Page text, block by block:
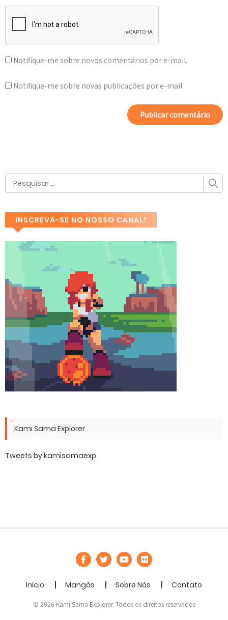
Notifique-me sobre novos comentários por e-mail.
Notifique-me sobre novas publicações por e-mail.
INSCREVA-SE NO NOSSO CANAL!
Kami Sama Explorer
Tweets by kamisamaexp
Início Mangás Sobre Nós Contato
© 2026 Kami Sama Explorer. Todos os direitos reservados